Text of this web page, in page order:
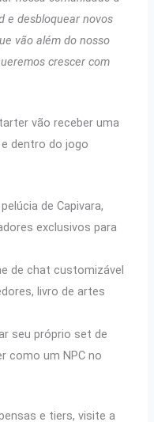
e desbloquear novos
vão além do nosso
crescer com
vão receber uma
dentro do jogo
de Capivara,
exclusivos para
de chat customizável
livro de artes
seu próprio set de
como um NPC no
e tiers, visite a